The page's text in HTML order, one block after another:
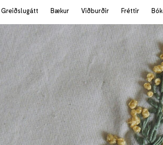
Greiðslugátt Bækur Viðburðir Fréttir